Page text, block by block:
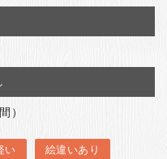
）
い 絵違いあり